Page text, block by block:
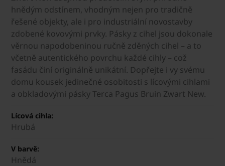
hnědým odstínem, vhodným nejen pro tradičně
řešené objekty, ale i pro industriální novostavby
zdobené kovovými prvky. Pásky z cihel jsou dokonale
věrnou napodobeninou ručně zděných cihel – a to
včetně autentického povrchu každé cihly – což
fasádu činí originálně unikátní. Dopřejte i vy svému
domu kousek jedinečné osobitosti s lícovými cihlami
a obkladovými pásky Terca Pagus Bruin Zwart New.
Lícová cihla:
Hrubá
V barvě:
Hnědá